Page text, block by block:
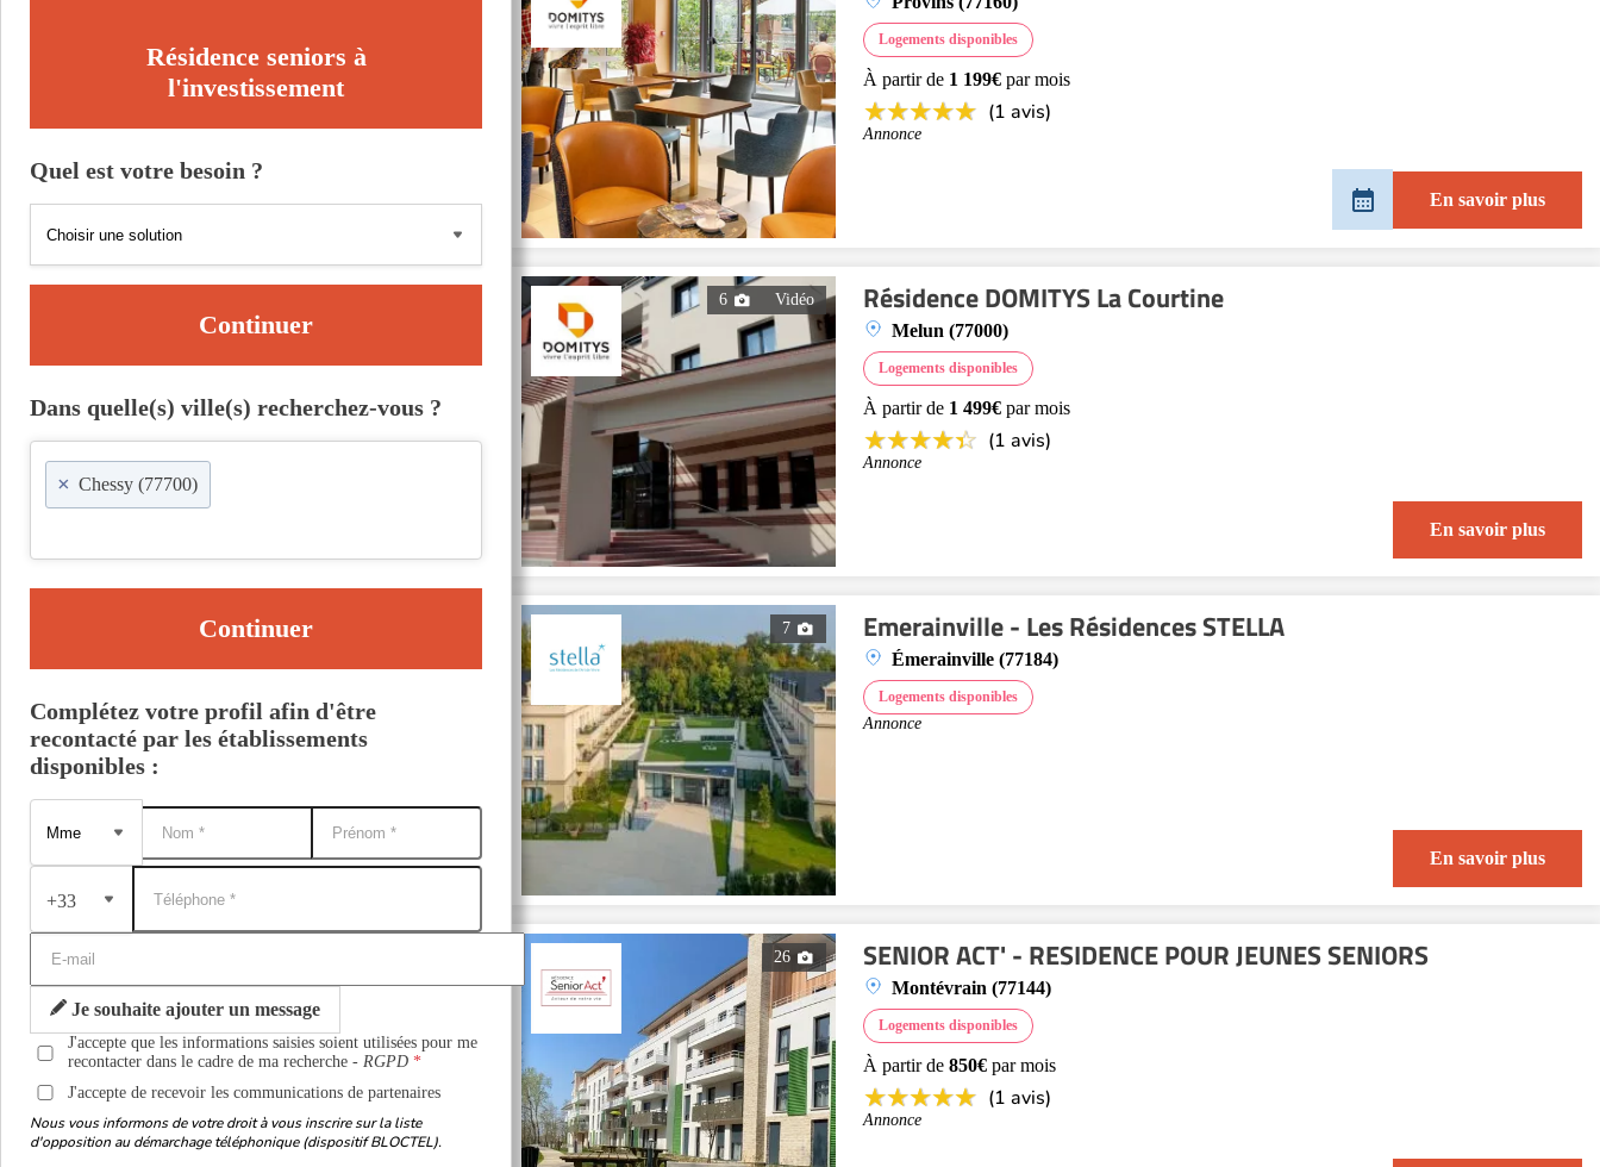
Logements disponibles
À partir de 1 199€ par mois
(1 avis)
Annonce
En savoir plus
6 Vidéo Résidence DOMITYS La Courtine
Melun (77000)
Logements disponibles
À partir de 1 499€ par mois
(1 avis)
Annonce
En savoir plus
7 Emerainville - Les Résidences STELLA
Émerainville (77184)
Logements disponibles
Annonce
En savoir plus
26 SENIOR ACT' - RESIDENCE POUR JEUNES SENIORS
Montévrain (77144)
Logements disponibles
À partir de 850€ par mois
(1 avis)
Annonce
Résidence seniors à
l'investissement
Quel est votre besoin ?
Continuer
Dans quelle(s) ville(s) recherchez-vous ?
× Chessy (77700)
Continuer
Complétez votre profil afin d'être
recontacté par les établissements
disponibles :
+33
Je souhaite ajouter un message
J'accepte que les informations saisies soient utilisées pour me
recontacter dans le cadre de ma recherche -RGPD
J'accepte de recevoir les communications de partenaires
Nous vous informons de votre droit à vous inscrire sur la liste
d'opposition au démarchage téléphonique (dispositif BLOCTEL).